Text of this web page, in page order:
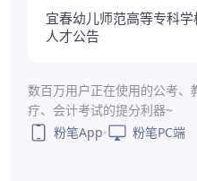
宜春幼儿师范高等专科
人才公告
数百万用户正在使用的公考、
疗、会计考试的提分利器~
粉笔App
粉笔PC端